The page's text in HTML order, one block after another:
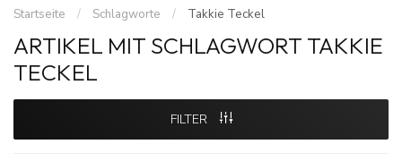
Startseite / Schlagworte / Takkie Teckel
ARTIKEL MIT SCHLAGWORT TAKKIE
TECKEL
FILTER